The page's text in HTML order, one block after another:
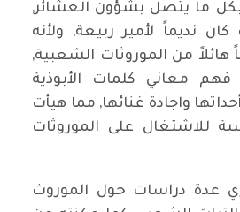
ما يتصل بشؤون العشائر,
نديماً لأمير ربيعة, ولأنه
من الموروثات الشعبية,
فهم معاني كلمات الأبوذية
واجادة غنائها, مما هيأت
للاشتغال على الموروثات
عدة دراسات حول الموروث